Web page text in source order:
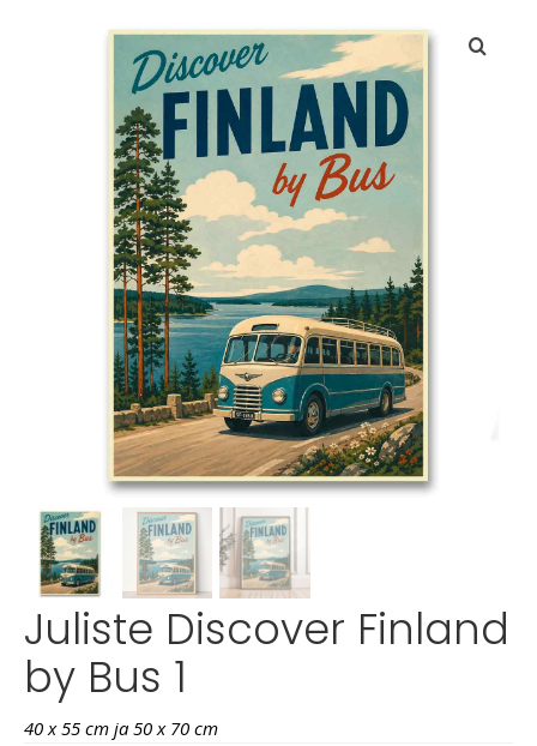
Juliste Discover Finland
by Bus 1
40 x 55 cm ja 50 x 70 cm